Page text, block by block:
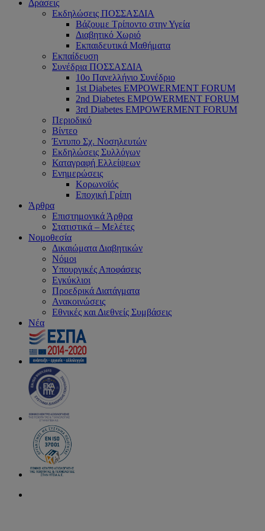
Δράσεις
Εκδηλώσεις ΠΟΣΣΑΣΔΙΑ
Βάζουμε Τρίποντο στην Υγεία
Διαβητικό Χωριό
Εκπαιδευτικά Μαθήματα
Εκπαίδευση
Συνέδρια ΠΟΣΣΑΣΔΙΑ
10ο Πανελλήνιο Συνέδριο
1st Diabetes EMPOWERMENT FORUM
2nd Diabetes EMPOWERMENT FORUM
3rd Diabetes EMPOWERMENT FORUM
Περιοδικό
Βίντεο
Έντυπο Σχ. Νοσηλευτών
Εκδηλώσεις Συλλόγων
Καταγραφή Ελλείψεων
Ενημερώσεις
Κορωνοϊός
Εποχική Γρίπη
Άρθρα
Επιστημονικά Άρθρα
Στατιστικά – Μελέτες
Νομοθεσία
Δικαιώματα Διαβητικών
Νόμοι
Υπουργικές Αποφάσεις
Εγκύκλιοι
Προεδρικά Διατάγματα
Ανακοινώσεις
Εθνικές και Διεθνείς Συμβάσεις
Νέα